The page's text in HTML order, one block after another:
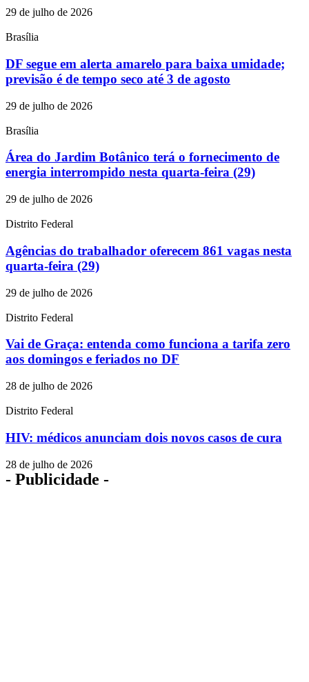
29 de julho de 2026
Brasília
DF segue em alerta amarelo para baixa umidade;
previsão é de tempo seco até 3 de agosto
29 de julho de 2026
Brasília
Área do Jardim Botânico terá o fornecimento de
energia interrompido nesta quarta-feira (29)
29 de julho de 2026
Distrito Federal
Agências do trabalhador oferecem 861 vagas nesta
quarta-feira (29)
29 de julho de 2026
Distrito Federal
Vai de Graça: entenda como funciona a tarifa zero
aos domingos e feriados no DF
28 de julho de 2026
Distrito Federal
HIV: médicos anunciam dois novos casos de cura
28 de julho de 2026
- Publicidade -